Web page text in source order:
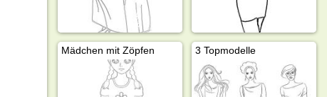
Mädchen mit Zöpfen 3 Topmodelle